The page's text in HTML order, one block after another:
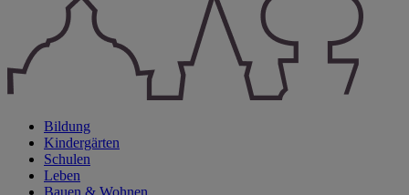
Bildung
Kindergärten
Schulen
Leben